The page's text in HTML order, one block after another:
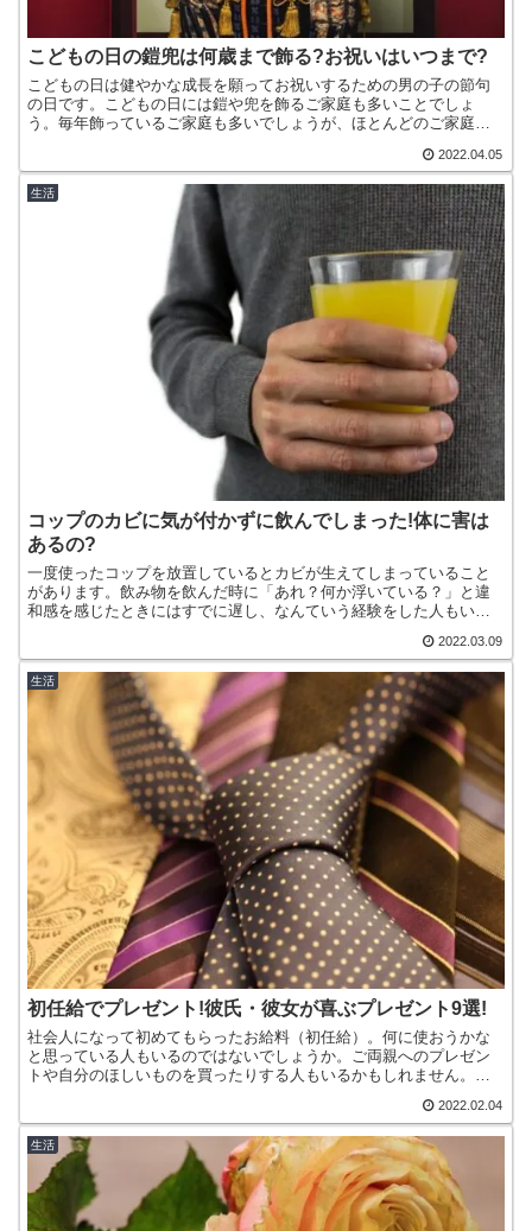
こどもの日の鎧兜は何歳まで飾る?お祝いはいつまで?
こどもの日は健やかな成長を願ってお祝いするための男の子の節句
の日です。こどもの日には鎧や兜を飾るご家庭も多いことでしょ
う。毎年飾っているご家庭も多いでしょうが、ほとんどのご家庭で
2022.04.05
生活
コップのカビに気が付かずに飲んでしまった!体に害は
あるの?
一度使ったコップを放置しているとカビが生えてしまっていること
があります。飲み物を飲んだ時に「あれ？何か浮いている？」と違
和感を感じたときにはすでに遅し、なんていう経験をした人もいる
2022.03.09
生活
初任給でプレゼント!彼氏・彼女が喜ぶプレゼント9選!
社会人になって初めてもらったお給料（初任給）。何に使おうかな
と思っている人もいるのではないでしょうか。ご両親へのプレゼン
トや自分のほしいものを買ったりする人もいるかもしれません。中
2022.02.04
生活